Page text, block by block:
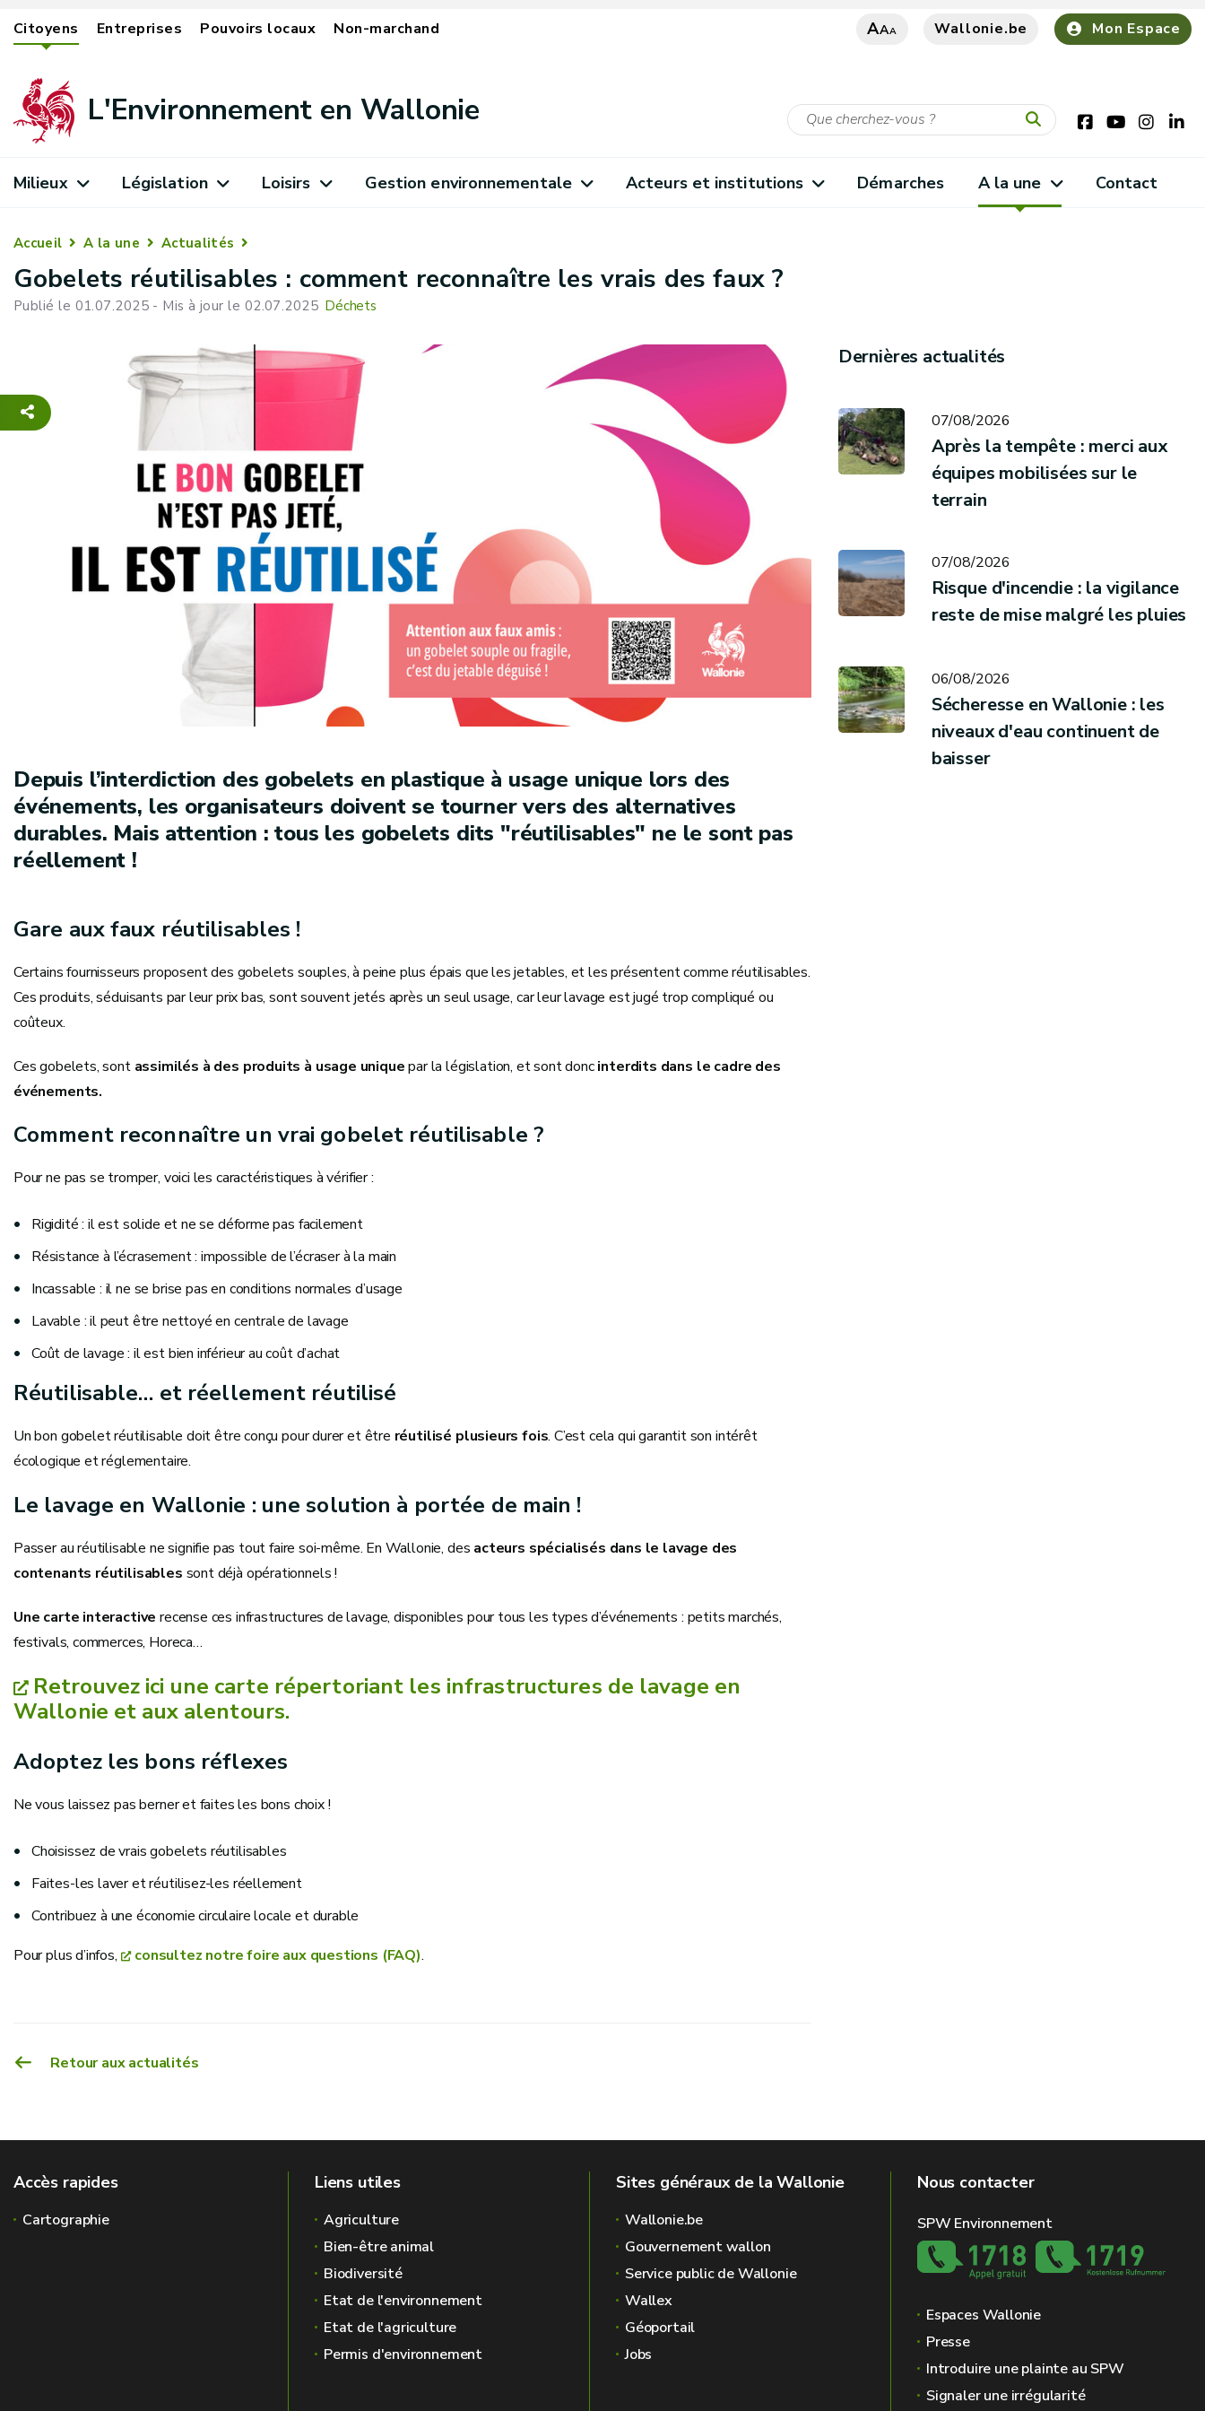
Citoyens Entreprises Pouvoirs locaux Non-marchand AAA Wallonie.be Mon Espace
L'Environnement en Wallonie
Milieux Législation Loisirs Gestion environnementale Acteurs et institutions Démarches A la une Contact
Accueil A la une Actualités
Gobelets réutilisables : comment reconnaître les vrais des faux ?
Publié le 01.07.2025 - Mis à jour le 02.07.2025 Déchets
Depuis l’interdiction des gobelets en plastique à usage unique lors des
événements, les organisateurs doivent se tourner vers des alternatives
durables. Mais attention : tous les gobelets dits "réutilisables" ne le sont pas
réellement !
Gare aux faux réutilisables !
Certains fournisseurs proposent des gobelets souples, à peine plus épais que les jetables, et les présentent comme réutilisables.
Ces produits, séduisants par leur prix bas, sont souvent jetés après un seul usage, car leur lavage est jugé trop compliqué ou
coûteux.
Ces gobelets, sontassimilés à des produits à usage uniquepar la législation, et sont doncinterdits dans le cadre des
événements.
Comment reconnaître un vrai gobelet réutilisable ?
Pour ne pas se tromper, voici les caractéristiques à vérifier :
Rigidité : il est solide et ne se déforme pas facilement
Résistance à l’écrasement : impossible de l’écraser à la main
Incassable : il ne se brise pas en conditions normales d’usage
Lavable : il peut être nettoyé en centrale de lavage
Coût de lavage : il est bien inférieur au coût d’achat
Réutilisable… et réellement réutilisé
Un bon gobelet réutilisable doit être conçu pour durer et être réutilisé plusieurs fois. C’est cela qui garantit son intérêt
écologique et réglementaire.
Le lavage en Wallonie : une solution à portée de main !
Passer au réutilisable ne signifie pas tout faire soi-même. En Wallonie, des acteurs spécialisés dans le lavage des
contenants réutilisables sont déjà opérationnels !
Une carte interactive recense ces infrastructures de lavage, disponibles pour tous les types d’événements : petits marchés,
festivals, commerces, Horeca…
Retrouvez ici une carte répertoriant les infrastructures de lavage en
Wallonie et aux alentours.
Adoptez les bons réflexes
Ne vous laissez pas berner et faites les bons choix !
Choisissez de vrais gobelets réutilisables
Faites-les laver et réutilisez-les réellement
Contribuez à une économie circulaire locale et durable
Pour plus d’infos,
consultez notre foire aux questions (FAQ).
Retour aux actualités
Dernières actualités
07/08/2026
Après la tempête : merci aux
équipes mobilisées sur le
terrain
07/08/2026
Risque d'incendie : la vigilance
reste de mise malgré les pluies
06/08/2026
Sécheresse en Wallonie : les
niveaux d'eau continuent de
baisser
Accès rapides
Cartographie
Liens utiles
Agriculture
Bien-être animal
Biodiversité
Etat de l'environnement
Etat de l'agriculture
Permis d'environnement
Sites généraux de la Wallonie
Wallonie.be
Gouvernement wallon
Service public de Wallonie
Wallex
Géoportail
Jobs
Nous contacter
SPW Environnement
Espaces Wallonie
Presse
Introduire une plainte au SPW
Signaler une irrégularité